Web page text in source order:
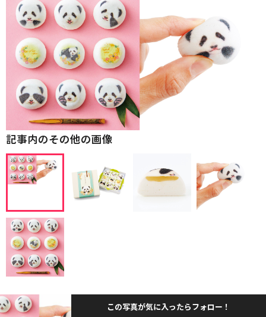
記事内のその他の画像
この写真が気に入ったらフォロー！